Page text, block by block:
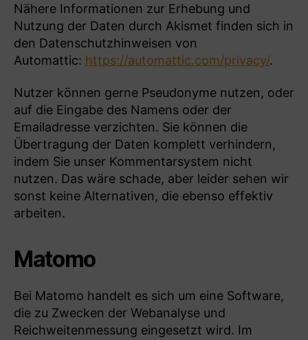
Nähere Informationen zur Erhebung und
Nutzung der Daten durch Akismet finden sich in
den Datenschutzhinweisen von
Automattic: https://automattic.com/privacy/.
Nutzer können gerne Pseudonyme nutzen, oder
auf die Eingabe des Namens oder der
Emailadresse verzichten. Sie können die
Übertragung der Daten komplett verhindern,
indem Sie unser Kommentarsystem nicht
nutzen. Das wäre schade, aber leider sehen wir
sonst keine Alternativen, die ebenso effektiv
arbeiten.
Matomo
Bei Matomo handelt es sich um eine Software,
die zu Zwecken der Webanalyse und
Reichweitenmessung eingesetzt wird. Im